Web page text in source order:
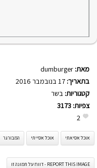
מאת: dumburger
בתאריך:
קטגוריות: בשר
צפיות: 3173
2
אוכל אסיאתי אוכל אסייתי המבורגר
REPORT THIS IMAGE - דווח על תמונה זו